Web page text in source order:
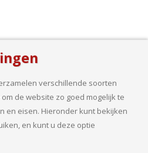
maar dan liefst wel zo
onderneming wilt starten met een
uitbreiden op basis van gedegen
wilt hebben of een helder advies
goede adres.
verschillende soorten
de website zo goed mogelijk te
en eisen. Hieronder kunt bekijken
en kunt u deze optie